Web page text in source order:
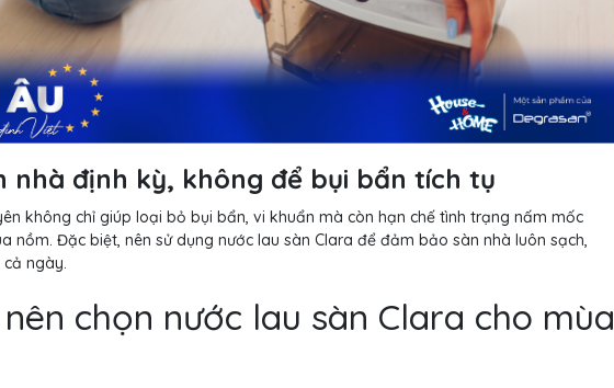
nhà định kỳ, không để bụi bẩn tích tụ
không chỉ giúp loại bỏ bụi bẩn, vi khuẩn mà còn hạn chế tình trạng nấm mốc
nồm. Đặc biệt, nên sử dụng nước lau sàn Clara để đảm bảo sàn nhà luôn sạch,
ngày.
chọn nước lau sàn Clara cho mùa